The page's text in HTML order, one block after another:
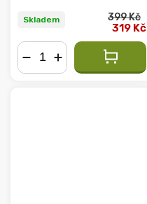
Skladem 399 Kč
319 Kč